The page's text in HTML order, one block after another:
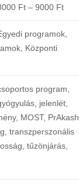
Ft – 9000 Ft
programok,
, Központi
program
, jelenlét,
, MOST, PrAkash
transzperszonális
tűzönjárás,